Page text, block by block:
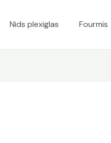
Nids plexiglas Fourmis